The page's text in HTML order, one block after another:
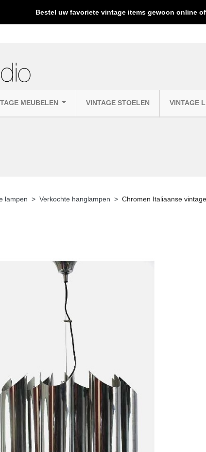
Bestel uw favoriete vintage items gewoon online
MEUBELEN VINTAGE STOELEN VINTAGE
lampen Verkochte hanglampen Chromen Italiaanse